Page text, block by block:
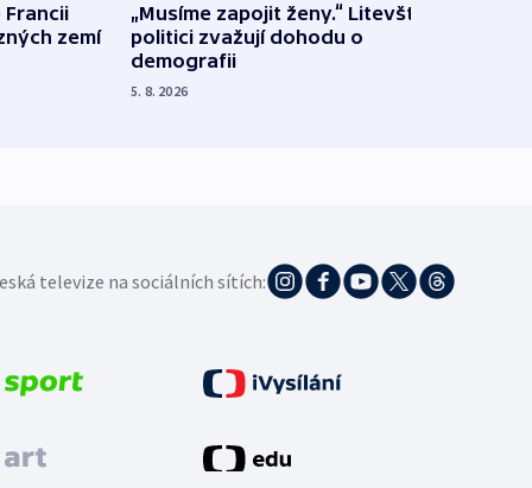
Francii
zemí
„Musíme zapojit ženy.“ Litevští
politici zvažují dohodu o
demografii
5. 8. 2026
televize na sociálních sítích: